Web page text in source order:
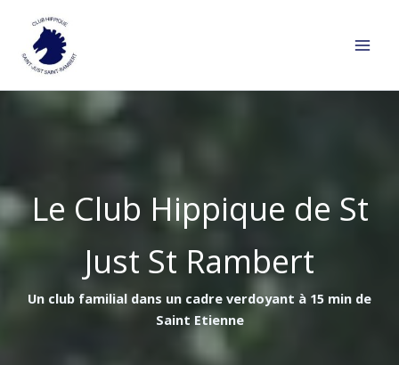
contenu
Le Club Hippique de St
Just St Rambert
Un club familial dans un cadre verdoyant à 15 min de
Saint Etienne